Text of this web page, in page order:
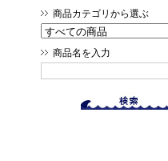
商品カテゴリから選ぶ
商品名を入力